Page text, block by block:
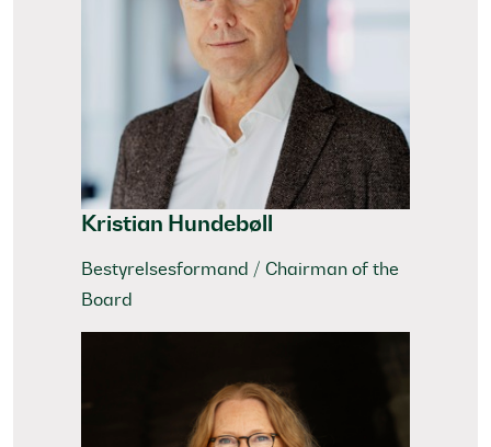
Kristian Hundebøll
Bestyrelsesformand / Chairman of the
Board